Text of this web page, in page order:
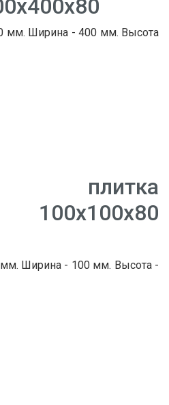
мм. Ширина - 400 мм. Высота
плитка
мм. Ширина - 100 мм. Высота -